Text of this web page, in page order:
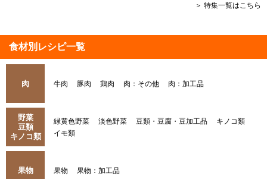
＞ 特集一覧はこちら
食材別レシピ一覧
肉 牛肉 豚肉 鶏肉 肉：その他 肉：加工品
野菜
豆類
キノコ類
緑黄色野菜 淡色野菜 豆類・豆腐・豆加工品
キノコ類
イモ類
果物 果物 果物：加工品